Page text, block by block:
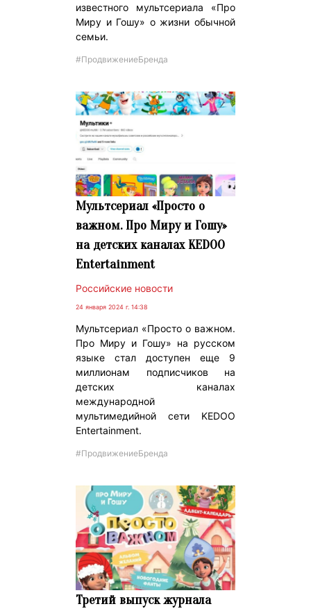
известного мультсериала «Про
Миру и Гошу» о жизни обычной
семьи.
#ПродвижениеБренда
Мультсериал «Просто о
важном. Про Миру и Гошу»
на детских каналах KEDOO
Entertainment
Российские новости
24 января 2024 г. 14:38
Мультсериал «Просто о важном.
Про Миру и Гошу» на русском
языке стал доступен еще 9
миллионам подписчиков на
детских каналах
международной
мультимедийной сети KEDOO
Entertainment.
#ПродвижениеБренда
Третий выпуск журнала